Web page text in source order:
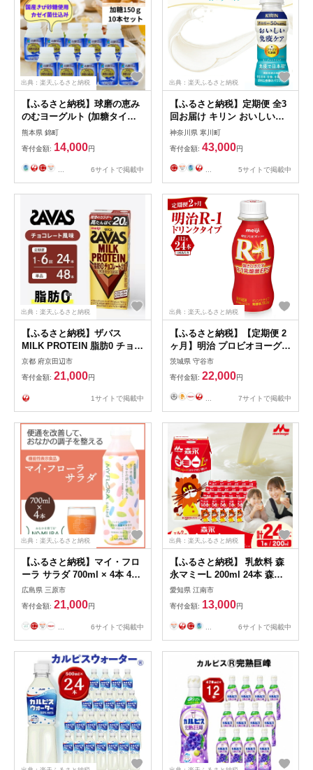
出典：楽天ふるさと納税
【ふるさと納税】球磨の恵み
のむヨーグルト (加糖タイプ)
10本 セット 加糖 【配送不
可：沖縄県、離島】
熊本県 錦町
寄付金額: 14,000円
6サイトで掲載中
出典：楽天ふるさと納税
【ふるさと納税】定期便 全3
回お届け キリン おいしい免
疫ケア カロリーオフ 機能性
表示食品 イミューズ iMUSE
ヨーグルトテイスト プラズマ
乳酸菌 健康管理 健康習慣 【
カロリー50％オフ ほどよい甘
さ 酸味 プラズマ乳酸菌
神奈川県 寒川町
寄付金額: 43,000円
5サイトで掲載中
出典：楽天ふるさと納税
【ふるさと納税】ザバス
MILK PROTEIN 脂肪0 チョコ
レート味 ミルク プロテイン
乳飲料 ドリンク チョコレー
ト 脂肪ゼロ SAVAS
京都 府京田辺市
寄付金額: 21,000円
1サイトで掲載中
出典：楽天ふるさと納税
【ふるさと納税】【定期便 2
ヶ月】明治 プロビオヨーグル
ト R-1 ドリンクタイプ
112g×24本セット
茨城県 守谷市
寄付金額: 22,000円
7サイトで掲載中
出典：楽天ふるさと納税
【ふるさと納税】マイ・フロ
ーラ サラダ 700ml × 4本 4週
間分 野村乳業104006
広島県 三原市
寄付金額: 21,000円
... 6サイトで掲載中
出典：楽天ふるさと納税
【ふるさと納税】 乳飲料 森
永マミーL 200ml 24本 森永
乳業 [翔栄通商 愛知県 江南市
ko23btu570076] 乳酸菌飲料
さっぱり 飲むヨーグルト の
む ヨーグルト 生きた乳酸菌
ンク ソフトドリンク 冷蔵 の
むヨーグルト デザート
愛知県 江南市
寄付金額: 13,000円
... 6サイトで掲載中